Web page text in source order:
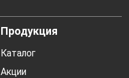
Продукция
Каталог
Акции